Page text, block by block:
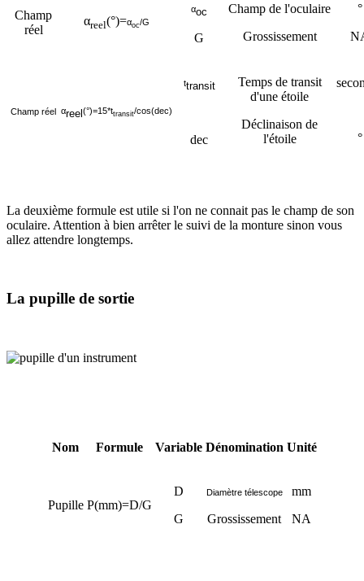
Champ
réel
αreel(°)=αoc/G
αoc
G
Champ de l'oculaire
Grossissement
°
Champ réel αreel(°)=15*ttransit/cos(dec)
ttransit
dec
Temps de transit
d'une étoile
Déclinaison de
l'étoile
°
La deuxième formule est utile si l'on ne connait pas le champ de son
oculaire. Attention à bien arrêter le suivi de la monture sinon vous
allez attendre longtemps.
La pupille de sortie
Nom Formule Variable Dénomination Unité
Pupille P(mm)=D/G
D
G
Diamètre télescope
Grossissement
mm
NA